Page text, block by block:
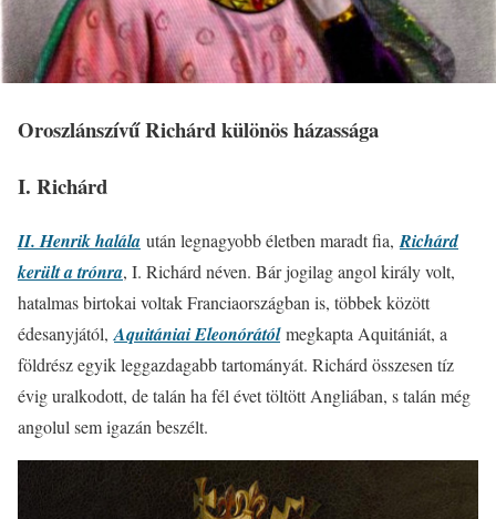
Oroszlánszívű Richárd különös házassága
I. Richárd
II. Henrik halála után legnagyobb életben maradt fia, Richárd
került a trónra, I. Richárd néven. Bár jogilag angol király volt,
hatalmas birtokai voltak Franciaországban is, többek között
édesanyjától, Aquitániai Eleonórátólmegkapta Aquitániát, a
földrész egyik leggazdagabb tartományát. Richárd összesen tíz
évig uralkodott, de talán ha fél évet töltött Angliában, s talán még
angolul sem igazán beszélt.